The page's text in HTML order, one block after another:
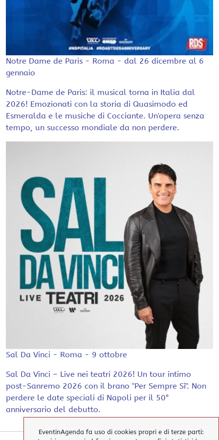
Notre Dame de Paris - Roma - dal 26 dicembre al 6
gennaio
Notre-Dame de Paris: il musical torna in Italia dal
2026! Emozionati con la storia di Quasimodo ed
Esmeralda e le musiche di Cocciante. Un'opera senza
tempo, un successo mondiale da non perdere.
Sal Da Vinci - Roma - 9 ottobre
Sal Da Vinci – Live nei teatri 2026! Un tour intimo
post-Sanremo 2026 con il brano "Per Sempre Sì". Non
perdere le date speciali di Napoli per il 50°
anniversario del debutto.
EventinAgenda fa uso di cookies propri e di terze parti: